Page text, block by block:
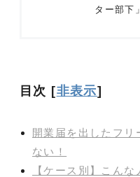
ター部下
目次 [非表示]
開業届を出したフリ
ない！
【ケース別】こん